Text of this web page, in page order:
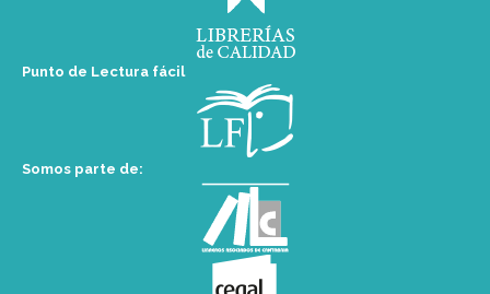
Punto de Lectura fácil
Somos parte de: